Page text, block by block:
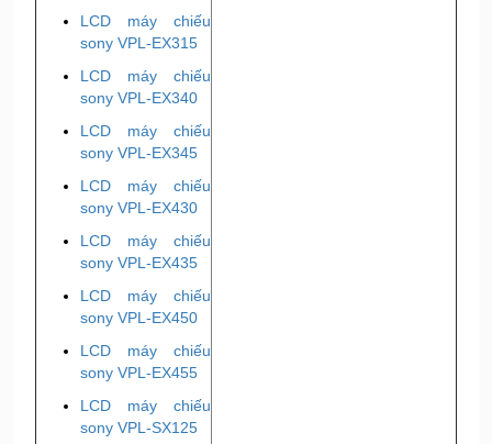
LCD máy chiếu
sony VPL-EX315
LCD máy chiếu
sony VPL-EX340
LCD máy chiếu
sony VPL-EX345
LCD máy chiếu
sony VPL-EX430
LCD máy chiếu
sony VPL-EX435
LCD máy chiếu
sony VPL-EX450
LCD máy chiếu
sony VPL-EX455
LCD máy chiếu
sony VPL-SX125